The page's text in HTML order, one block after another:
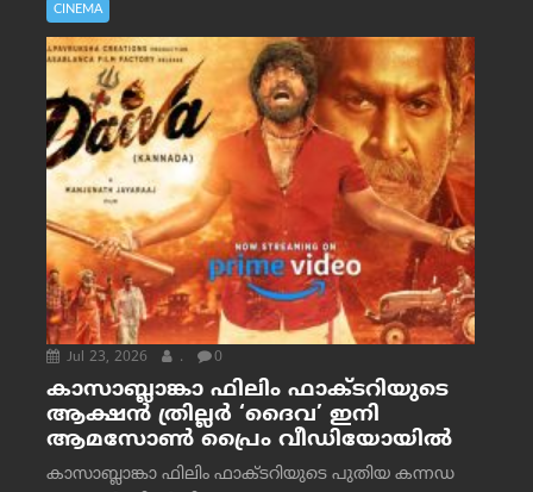
CINEMA
Jul 23, 2026 . 0
കാസാബ്ലാങ്കാ ഫിലിം ഫാക്ടറിയുടെ
ആക്ഷൻ ത്രില്ലർ ‘ദൈവ’ ഇനി
ആമസോൺ പ്രൈം വീഡിയോയിൽ
കാസാബ്ലാങ്കാ ഫിലിം ഫാക്ടറിയുടെ പുതിയ കന്നഡ